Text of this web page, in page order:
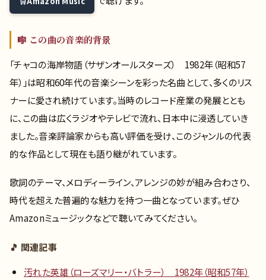
🎼 この曲の音楽的背景
「チャコの海岸物語（サザンオールスターズ） 1982年（昭和57
年）」は昭和60年代の音楽シーンを彩った名曲として、多くのリス
ナーに愛され続けています。当時のレコード産業の発展ととも
に、この曲は広くラジオやテレビで流れ、日本中に浸透していき
ました。音楽評論家からも高い評価を受け、このジャンルの代表
的な作品として現在も語り継がれています。
歌詞のテーマ、メロディーライン、アレンジの妙が組み合わさり、
時代を超えた普遍的な魅力を持つ一曲となっています。ぜひ
Amazonミュージックなどで聴いてみてください。
🎵 関連記事
汚れた英雄（ローズマリー・バトラー） 1982年（昭和57年）